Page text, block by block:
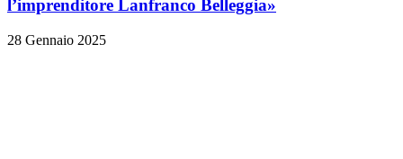
l’imprenditore Lanfranco Belleggia»
28 Gennaio 2025